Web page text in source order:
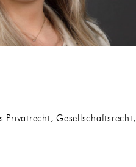
Privatrecht, Gesellschaftsrecht,